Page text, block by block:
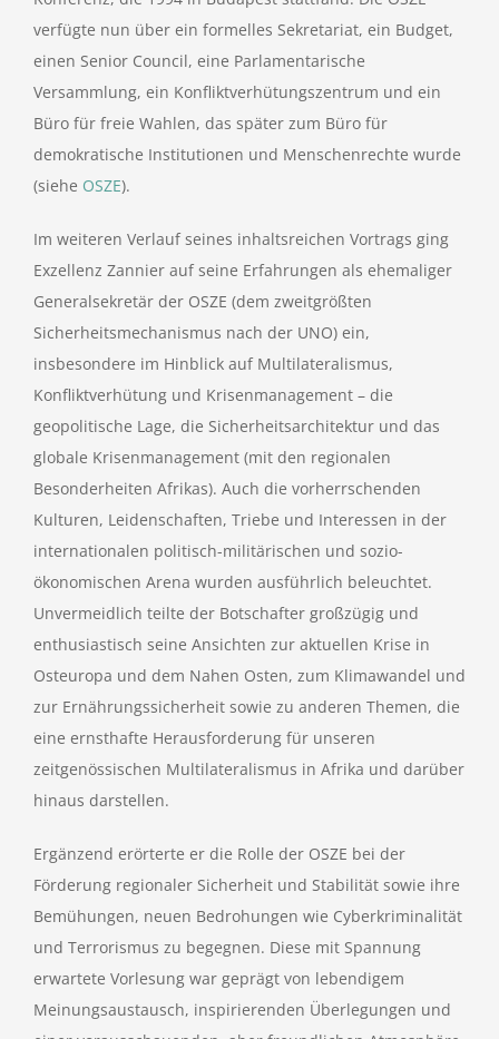
verfügte nun über ein formelles Sekretariat, ein Budget,
einen Senior Council, eine Parlamentarische
Versammlung, ein Konfliktverhütungszentrum und ein
Büro für freie Wahlen, das später zum Büro für
demokratische Institutionen und Menschenrechte wurde
(siehe OSZE).
Im weiteren Verlauf seines inhaltsreichen Vortrags ging
Exzellenz Zannier auf seine Erfahrungen als ehemaliger
Generalsekretär der OSZE (dem zweitgrößten
Sicherheitsmechanismus nach der UNO) ein,
insbesondere im Hinblick auf Multilateralismus,
Konfliktverhütung und Krisenmanagement – die
geopolitische Lage, die Sicherheitsarchitektur und das
globale Krisenmanagement (mit den regionalen
Besonderheiten Afrikas). Auch die vorherrschenden
Kulturen, Leidenschaften, Triebe und Interessen in der
internationalen politisch-militärischen und sozio-
ökonomischen Arena wurden ausführlich beleuchtet.
Unvermeidlich teilte der Botschafter großzügig und
enthusiastisch seine Ansichten zur aktuellen Krise in
Osteuropa und dem Nahen Osten, zum Klimawandel und
zur Ernährungssicherheit sowie zu anderen Themen, die
eine ernsthafte Herausforderung für unseren
zeitgenössischen Multilateralismus in Afrika und darüber
hinaus darstellen.
Ergänzend erörterte er die Rolle der OSZE bei der
Förderung regionaler Sicherheit und Stabilität sowie ihre
Bemühungen, neuen Bedrohungen wie Cyberkriminalität
und Terrorismus zu begegnen. Diese mit Spannung
erwartete Vorlesung war geprägt von lebendigem
Meinungsaustausch, inspirierenden Überlegungen und